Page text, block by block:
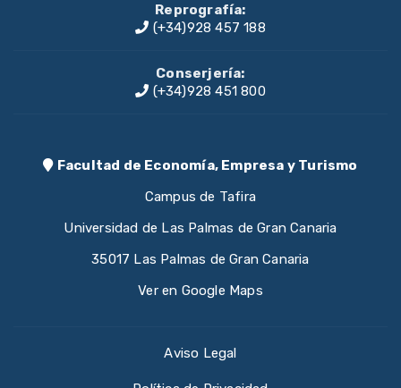
Reprografía:
(+34)928 457 188
Conserjería:
(+34)928 451 800
Facultad de Economía, Empresa y Turismo
Campus de Tafira
Universidad de Las Palmas de Gran Canaria
35017 Las Palmas de Gran Canaria
Ver en Google Maps
Aviso Legal